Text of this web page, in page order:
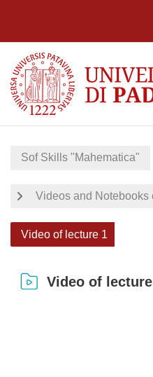
Sof Skills "Mahematica"
Videos and Notebooks
Video of lecture 1
Video of